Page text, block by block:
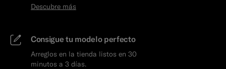
Descubre más
Consigue tu modelo perfecto
Arreglos en la tienda listos en 30
minutos a 3 días.